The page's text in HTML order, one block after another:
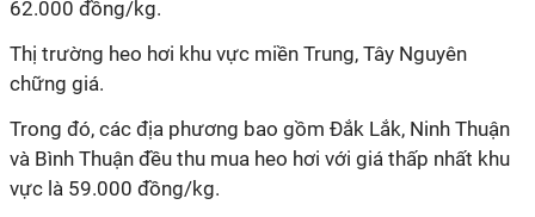
62.000 đồng/kg.
Thị trường heo hơi khu vực miền Trung, Tây Nguyên
chững giá.
Trong đó, các địa phương bao gồm Đắk Lắk, Ninh Thuận
và Bình Thuận đều thu mua heo hơi với giá thấp nhất khu
vực là 59.000 đồng/kg.